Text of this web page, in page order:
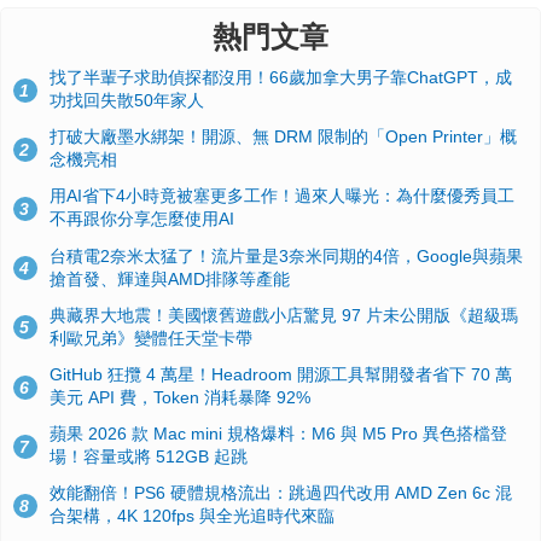
熱門文章
1
找了半輩子求助偵探都沒用！66歲加拿大男子靠ChatGPT，成
功找回失散50年家人
2
打破大廠墨水綁架！開源、無 DRM 限制的「Open Printer」概
念機亮相
3
用AI省下4小時竟被塞更多工作！過來人曝光：為什麼優秀員工
不再跟你分享怎麼使用AI
4
台積電2奈米太猛了！流片量是3奈米同期的4倍，Google與蘋果
搶首發、輝達與AMD排隊等產能
5
典藏界大地震！美國懷舊遊戲小店驚見 97 片未公開版《超級瑪
利歐兄弟》變體任天堂卡帶
6
GitHub 狂攬 4 萬星！Headroom 開源工具幫開發者省下 70 萬
美元 API 費，Token 消耗暴降 92%
7
蘋果 2026 款 Mac mini 規格爆料：M6 與 M5 Pro 異色搭檔登
場！容量或將 512GB 起跳
8
效能翻倍！PS6 硬體規格流出：跳過四代改用 AMD Zen 6c 混
合架構，4K 120fps 與全光追時代來臨